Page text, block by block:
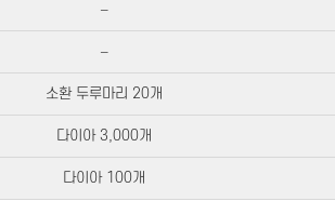
–
–
소환 두루마리 20개
다이아 3,000개
다이아 100개